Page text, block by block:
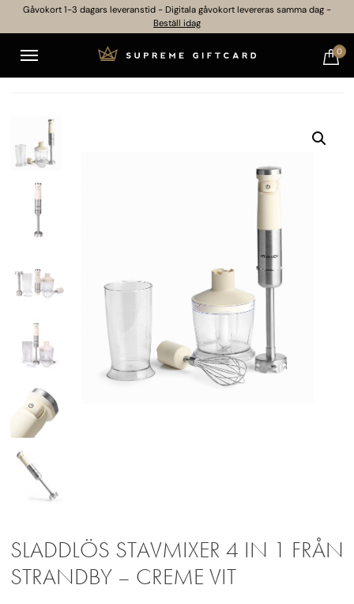
Gåvokort 1-3 dagars leveranstid - Digitala gåvokort levereras samma dag -
Beställ idag
0
SLADDLÖS STAVMIXER 4 IN 1 FRÅN
STRANDBY – CREME VIT